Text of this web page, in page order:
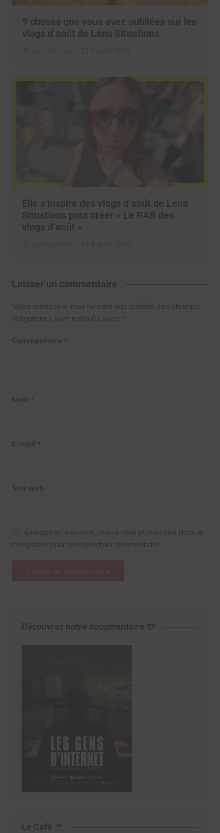
9 choses que vous avez oubliées sur les
vlogs d’août de Léna Situations
Elle s’inspire des vlogs d’août de Léna
Situations pour créer « Le RAB des
vlogs d’août »
Laisser un commentaire
Votre adresse e-mail ne sera pas publiée. Les champs
obligatoires sont indiqués avec *
Commentaire *
Nom *
E-mail *
Site web
Enregistrer mon nom, mon e-mail et mon site dans le
navigateur pour mon prochain commentaire.
Découvrez notre documentaire
Le Café